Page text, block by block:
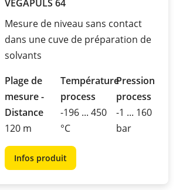
VEGAPULS 64
Mesure de niveau sans contact
dans une cuve de préparation de
solvants
Plage de
mesure -
Distance
120 m
Température
process
-196 ... 450
°C
Pression
process
-1 ... 160
bar
Infos produit